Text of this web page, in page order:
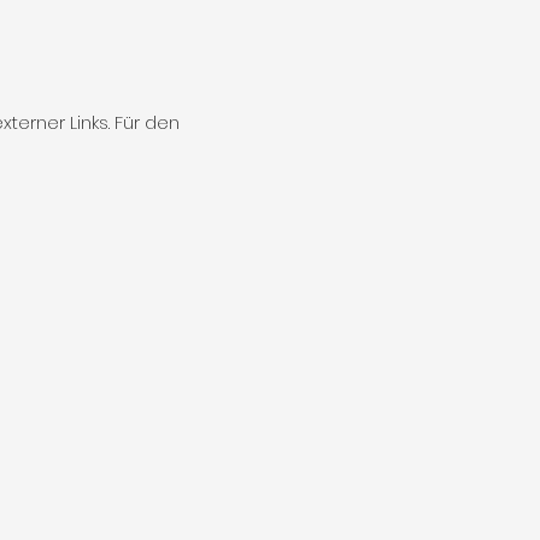
Links. Für den